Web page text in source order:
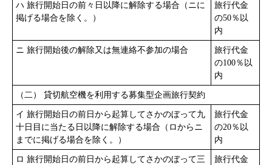
ハ 旅行開始日の前々日以降に解除する場合（ニに
掲げる場合を除く。）
旅行代金
の50％以
内
ニ 旅行開始後の解除又は無連絡不参加の場合
旅行代金
の100％以
内
（二） 貸切航空機を利用する募集型企画旅行契約
イ 旅行開始日の前日から起算してさかのぼって九
十日目に当たる日以降に解除する場合（ロからニ
までに掲げる場合を除く。）
旅行代金
の20％以
内
ロ 旅行開始日の前日から起算してさかのぼって三
旅行代金